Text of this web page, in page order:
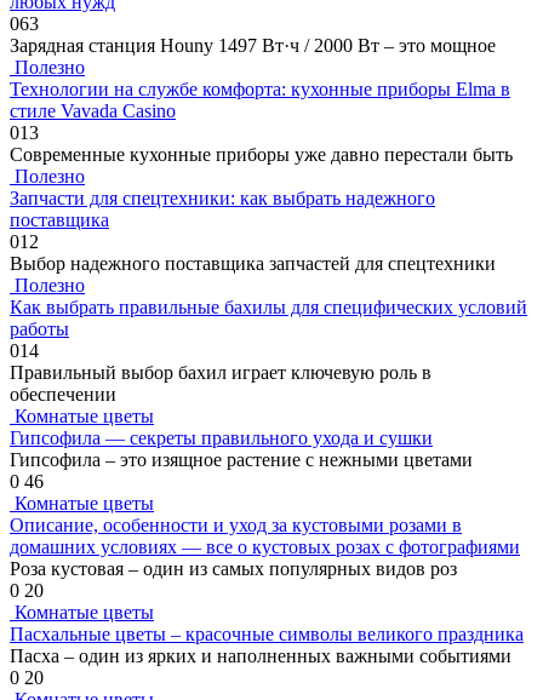
063
Зарядная станция Houny 1497 Вт·ч / 2000 Вт – это мощное
Полезно
Технологии на службе комфорта: кухонные приборы Elma в
стиле Vavada Casino
013
Современные кухонные приборы уже давно перестали быть
Полезно
Запчасти для спецтехники: как выбрать надежного
поставщика
012
Выбор надежного поставщика запчастей для спецтехники
Полезно
Как выбрать правильные бахилы для специфических условий
работы
014
Правильный выбор бахил играет ключевую роль в
обеспечении
Комнатые цветы
Гипсофила — секреты правильного ухода и сушки
Гипсофила – это изящное растение с нежными цветами
0 46
Комнатые цветы
Описание, особенности и уход за кустовыми розами в
домашних условиях — все о кустовых розах с фотографиями
Роза кустовая – один из самых популярных видов роз
0 20
Комнатые цветы
Пасхальные цветы – красочные символы великого праздника
Пасха – один из ярких и наполненных важными событиями
0 20